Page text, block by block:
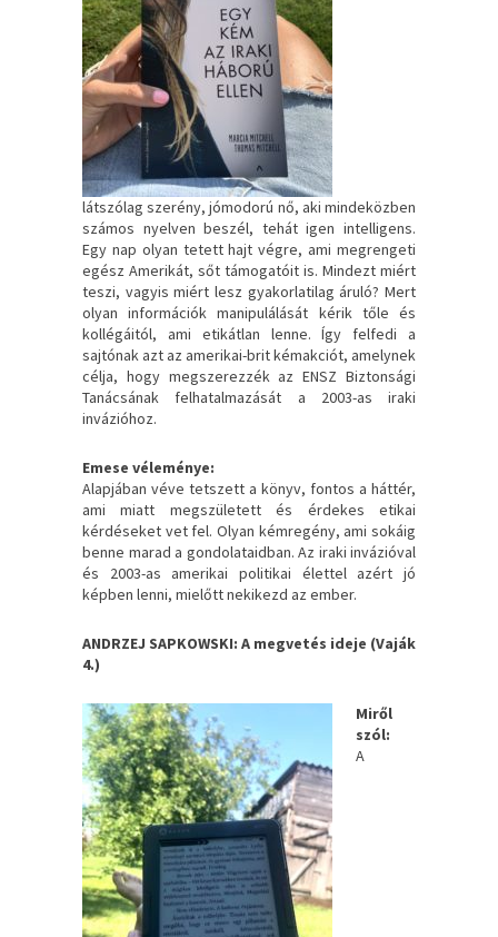
látszólag szerény, jómodorú nő, aki mindeközben
számos nyelven beszél, tehát igen intelligens.
Egy nap olyan tetett hajt végre, ami megrengeti
egész Amerikát, sőt támogatóit is. Mindezt miért
teszi, vagyis miért lesz gyakorlatilag áruló? Mert
olyan információk manipulálását kérik tőle és
kollégáitól, ami etikátlan lenne. Így felfedi a
sajtónak azt az amerikai-brit kémakciót, amelynek
célja, hogy megszerezzék az ENSZ Biztonsági
Tanácsának felhatalmazását a 2003-as iraki
invázióhoz.
Emese véleménye:
Alapjában véve tetszett a könyv, fontos a háttér,
ami miatt megszületett és érdekes etikai
kérdéseket vet fel. Olyan kémregény, ami sokáig
benne marad a gondolataidban. Az iraki invázióval
és 2003-as amerikai politikai élettel azért jó
képben lenni, mielőtt nekikezd az ember.
ANDRZEJ SAPKOWSKI: A megvetés ideje (Vaják
4.)
Miről
szól:
A